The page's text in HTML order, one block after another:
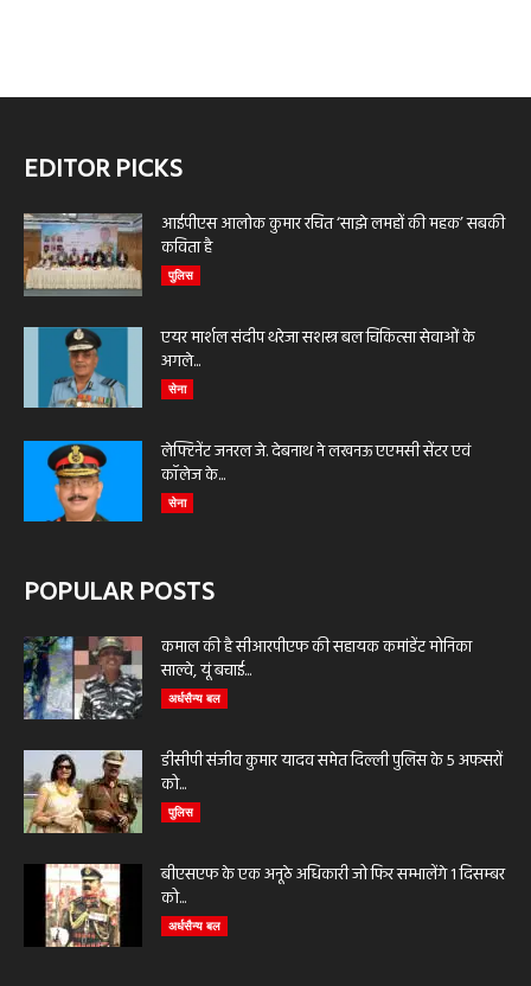
EDITOR PICKS
आईपीएस आलोक कुमार रचित ‘साझे लमहों की महक’ सबकी
कविता है
पुलिस
एयर मार्शल संदीप थरेजा सशस्त्र बल चिकित्सा सेवाओं के
अगले...
सेना
लेफ्टिनेंट जनरल जे. देबनाथ ने लखनऊ एएमसी सेंटर एवं
कॉलेज के...
सेना
POPULAR POSTS
कमाल की है सीआरपीएफ की सहायक कमांडेंट मोनिका
साल्वे, यूं बचाई...
अर्धसैन्य बल
डीसीपी संजीव कुमार यादव समेत दिल्ली पुलिस के 5 अफसरों
को...
पुलिस
बीएसएफ के एक अनूठे अधिकारी जो फिर सम्भालेंगे 1 दिसम्बर
को...
अर्धसैन्य बल